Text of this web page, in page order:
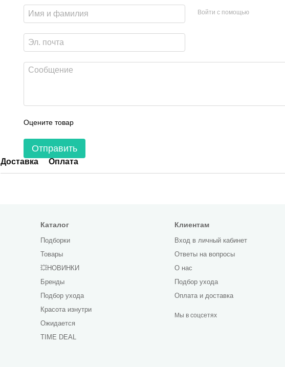
Войти с помощью
Оцените товар
Отправить
Доставка Оплата
Каталог
Подборки
Товары
💥НОВИНКИ
Бренды
Подбор ухода
Красота изнутри
Ожидается
TIME DEAL
Клиентам
Вход в личный кабинет
Ответы на вопросы
О нас
Подбор ухода
Оплата и доставка
Мы в соцсетях